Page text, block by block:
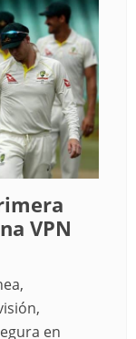
VPN
en